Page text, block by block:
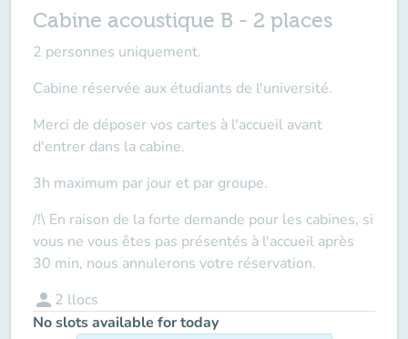
Cabine acoustique B - 2 places
2 personnes uniquement.
Cabine réservée aux étudiants de l'université.
Merci de déposer vos cartes à l'accueil avant
d'entrer dans la cabine.
3h maximum par jour et par groupe.
/!\ En raison de la forte demande pour les cabines, si
vous ne vous êtes pas présentés à l'accueil après
30 min, nous annulerons votre réservation.
person 2 llocs
No slots available for today